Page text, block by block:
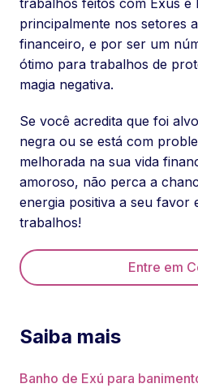
trabalhos feitos com Exús e
principalmente nos setores
financeiro, e por ser um
ótimo para trabalhos de
magia negativa.
Se você acredita que foi
negra ou se está com
melhorada na sua vida
amoroso, não perca a
energia positiva a seu favor
trabalhos!
Entre em
Saiba mais
Banho de Exú para